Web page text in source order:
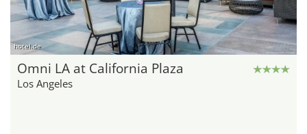
hotel.de
Omni LA at California Plaza
Los Angeles